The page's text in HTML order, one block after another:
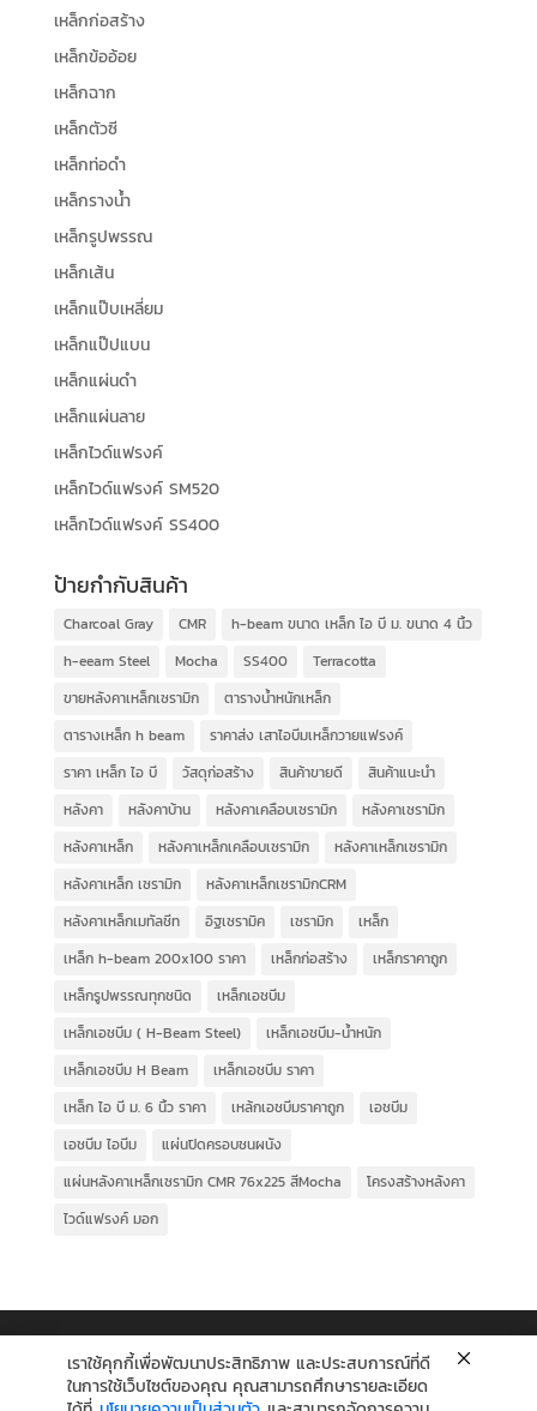
เหล็กก่อสร้าง
เหล็กข้ออ้อย
เหล็กฉาก
เหล็กตัวซี
เหล็กท่อดำ
เหล็กรางน้ำ
เหล็กรูปพรรณ
เหล็กเส้น
เหล็กแป๊บเหลี่ยม
เหล็กแป๊ปแบน
เหล็กแผ่นดำ
เหล็กแผ่นลาย
เหล็กไวด์แฟรงค์
เหล็กไวด์แฟรงค์ SM520
เหล็กไวด์แฟรงค์ SS400
ป้ายกำกับสินค้า
Charcoal Gray CMR
h-beam ขนาด เหล็ก ไอ บี ม. ขนาด 4 นิ้ว
h-eeam Steel
Mocha SS400
Terracotta
ขายหลังคาเหล็กเซรามิก
ตารางน้ำหนักเหล็ก
ตารางเหล็ก h beam
ราคาส่ง เสาไอบีมเหล็กวายแฟรงค์
ราคา เหล็ก ไอ บี
วัสดุก่อสร้าง สินค้าขายดี
สินค้าแนะนำ
หลังคา
หลังคาบ้าน หลังคาเคลือบเซรามิก
หลังคาเซรามิก
หลังคาเหล็ก
หลังคาเหล็กเคลือบเซรามิก
หลังคาเหล็กเซรามิก
หลังคาเหล็ก เซรามิก
หลังคาเหล็กเซรามิกCRM
หลังคาเหล็กเมทัลชีท
อิฐเซรามิค เซรามิก
เหล็ก
เหล็ก h-beam 200x100 ราคา
เหล็กก่อสร้าง
เหล็กราคาถูก
เหล็กรูปพรรณทุกชนิด
เหล็กเอชบีม
เหล็กเอชบีม ( H-Beam Steel)
เหล็กเอชบีม-น้ำหนัก
เหล็กเอชบีม H Beam
เหล็กเอชบีม ราคา
เหล็ก ไอ บี ม. 6 นิ้ว ราคา
เหล้กเอชบีมราคาถูก
เอชบีม
เอชบีม ไอบีม
แผ่นปิดครอบชนผนัง
แผ่นหลังคาเหล็กเซรามิก CMR 76x225 สีMocha
โครงสร้างหลังคา
ไวด์แฟรงค์ มอก
เราใช้คุกกี้เพื่อพัฒนาประสิทธิภาพ และประสบการณ์ที่ดี
ในการใช้เว็บไซต์ของคุณ คุณสามารถศึกษารายละเอียด